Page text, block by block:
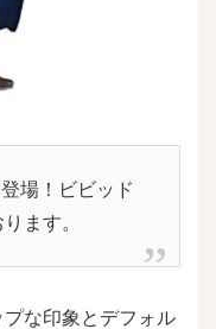
場！ビビッド
ます。
な印象とデフォル